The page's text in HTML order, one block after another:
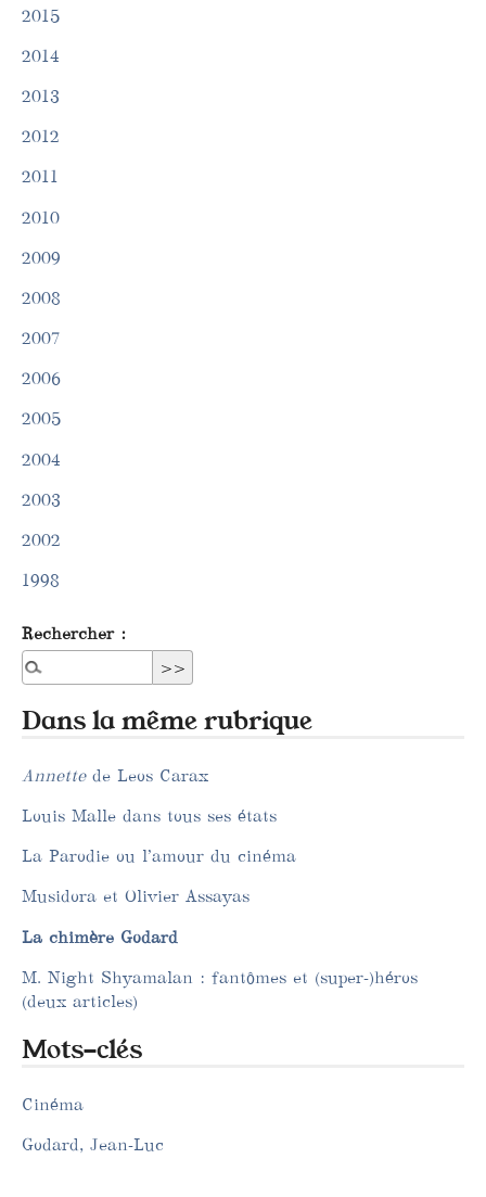
2015
2014
2013
2012
2011
2010
2009
2008
2007
2006
2005
2004
2003
2002
1998
Rechercher :
Dans la même rubrique
Annettede Leos Carax
Louis Malle dans tous ses états
La Parodie ou l’amour du cinéma
Musidora et Olivier Assayas
La chimère Godard
M. Night Shyamalan : fantômes et (super-)héros
(deux articles)
Mots-clés
Cinéma
Godard, Jean-Luc